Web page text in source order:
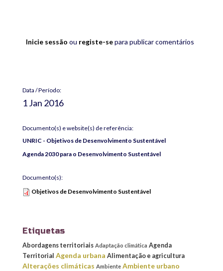
Inicie sessão ou registe-separa publicar comentários
Data / Período:
1 Jan 2016
Documento(s) e website(s) de referência:
UNRIC - Objetivos de Desenvolvimento Sustentável
Agenda 2030 para o Desenvolvimento Sustentável
Documento(s):
Objetivos de Desenvolvimento Sustentável
Etiquetas
Abordagens territoriais Adaptação climática Agenda
Territorial Agenda urbana Alimentação e agricultura
Alterações climáticas Ambiente Ambiente urbano